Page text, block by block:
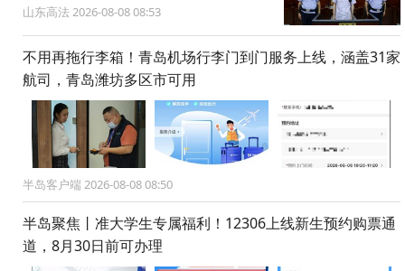
山东高法 2026-08-08 08:53
不用再拖行李箱！青岛机场行李门到门服务上线，涵盖31家
航司，青岛潍坊多区市可用
半岛客户端 2026-08-08 08:50
半岛聚焦丨准大学生专属福利！12306上线新生预约购票通
道，8月30日前可办理